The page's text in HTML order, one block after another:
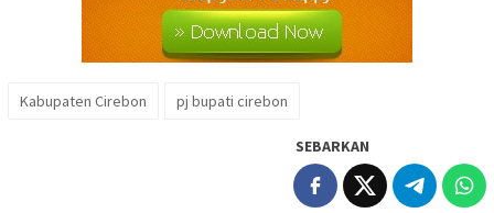
Kabupaten Cirebon pj bupati cirebon
SEBARKAN